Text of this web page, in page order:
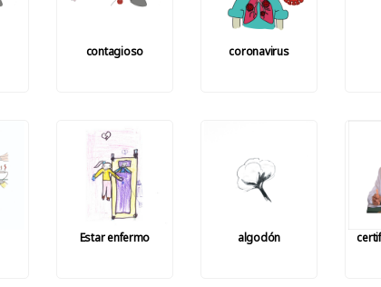
contagioso coronavirus
Estar enfermo algodón